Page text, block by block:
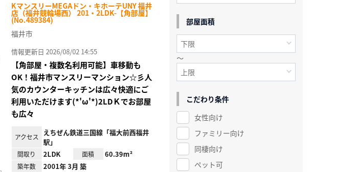
KマンスリーMEGAドン・キホーテUNY 福井
店（福井競輪場西） 201・2LDK-【角部屋】
(No.489384)
福井市
情報更新日 2026/08/02 14:55
【角部屋・複数名利用可能】車移動も
OK！福井市マンスリーマンション☆彡人
気のカウンターキッチンは広々快適にご
利用いただけます(*'ω'*)2LDＫでお部屋
も広々
アクセス
えちぜん鉄道三国線「福大前西福井
駅」
間取り 2LDK 面積 60.39m²
築年数 2001年 3月 築
部屋面積
～
こだわり条件
女性向け
ファミリー向け
同棲向け
ペット可